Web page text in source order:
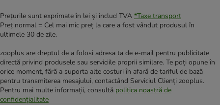
Prețurile sunt exprimate în lei și includ TVA *Taxe transport
Preț normal = Cel mai mic preț la care a fost vândut produsul în
ultimele 30 de zile.
zooplus are dreptul de a folosi adresa ta de e-mail pentru publicitate
directă privind produsele sau serviciile proprii similare. Te poți opune în
orice moment, fără a suporta alte costuri în afară de tariful de bază
pentru transmiterea mesajului, contactând Serviciul Clienți zooplus.
Pentru mai multe informații, consultă politica noastră de
confidențialitate